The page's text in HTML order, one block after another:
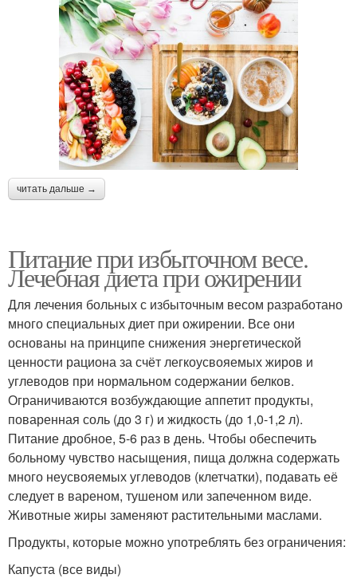
читать дальше →
Питание при избыточном весе.
Лечебная диета при ожирении
Для лечения больных с избыточным весом разработано
много специальных диет при ожирении. Все они
основаны на принципе снижения энергетической
ценности рациона за счёт легкоусвояемых жиров и
углеводов при нормальном содержании белков.
Ограничиваются возбуждающие аппетит продукты,
поваренная соль (до 3 г) и жидкость (до 1,0-1,2 л).
Питание дробное, 5-6 раз в день. Чтобы обеспечить
больному чувство насыщения, пища должна содержать
много неусвояемых углеводов (клетчатки), подавать её
следует в вареном, тушеном или запеченном виде.
Животные жиры заменяют растительными маслами.
Продукты, которые можно употреблять без ограничения:
Капуста (все виды)